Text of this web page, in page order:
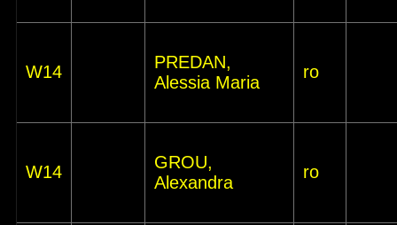
W14
PREDAN,
Alessia Maria
ro
W14
GROU,
Alexandra
ro